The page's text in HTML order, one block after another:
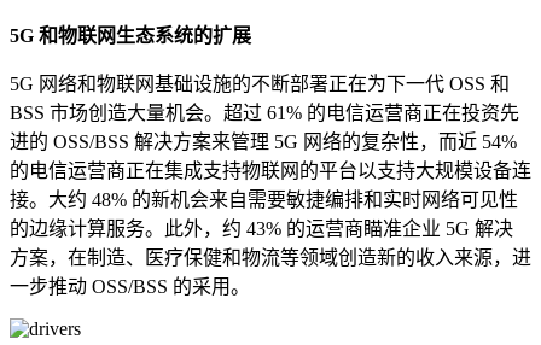
5G 和物联网生态系统的扩展
5G 网络和物联网基础设施的不断部署正在为下一代 OSS 和
BSS 市场创造大量机会。超过 61% 的电信运营商正在投资先
进的 OSS/BSS 解决方案来管理 5G 网络的复杂性，而近 54%
的电信运营商正在集成支持物联网的平台以支持大规模设备连
接。大约 48% 的新机会来自需要敏捷编排和实时网络可见性
的边缘计算服务。此外，约 43% 的运营商瞄准企业 5G 解决
方案，在制造、医疗保健和物流等领域创造新的收入来源，进
一步推动 OSS/BSS 的采用。